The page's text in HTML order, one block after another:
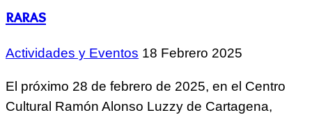
raras
Actividades y Eventos 18 Febrero 2025
El próximo 28 de febrero de 2025, en el Centro
Cultural Ramón Alonso Luzzy de Cartagena,